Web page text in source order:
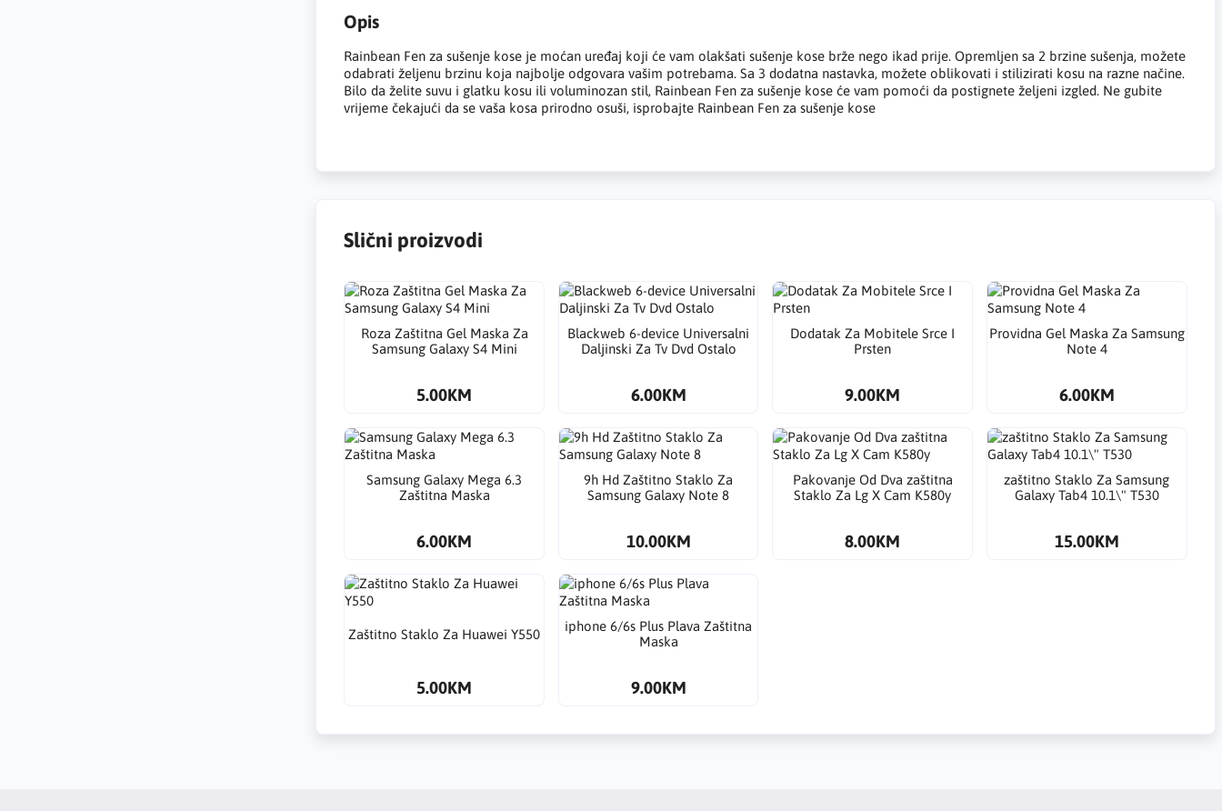
Opis
Rainbean Fen za sušenje kose je moćan uređaj koji će vam olakšati sušenje kose brže nego ikad prije. Opremljen sa 2 brzine sušenja, možete
odabrati željenu brzinu koja najbolje odgovara vašim potrebama. Sa 3 dodatna nastavka, možete oblikovati i stilizirati kosu na razne načine.
Bilo da želite suvu i glatku kosu ili voluminozan stil, Rainbean Fen za sušenje kose će vam pomoći da postignete željeni izgled. Ne gubite
vrijeme čekajući da se vaša kosa prirodno osuši, isprobajte Rainbean Fen za sušenje kose
Slični proizvodi
Roza Zaštitna Gel Maska Za
Samsung Galaxy S4 Mini
5.00KM
Blackweb 6-device Universalni
Daljinski Za Tv Dvd Ostalo
6.00KM
Dodatak Za Mobitele Srce I
Prsten
9.00KM
Providna Gel Maska Za Samsung
Note 4
6.00KM
Samsung Galaxy Mega 6.3
Zaštitna Maska
6.00KM
9h Hd Zaštitno Staklo Za
Samsung Galaxy Note 8
10.00KM
Pakovanje Od Dva ​zaštitna
Staklo Za Lg X Cam K580y
8.00KM
​zaštitno Staklo Za Samsung
Galaxy Tab4 10.1\" T530
15.00KM
Zaštitno Staklo Za Huawei Y550
5.00KM
​iphone 6/6s Plus Plava Zaštitna
Maska
9.00KM